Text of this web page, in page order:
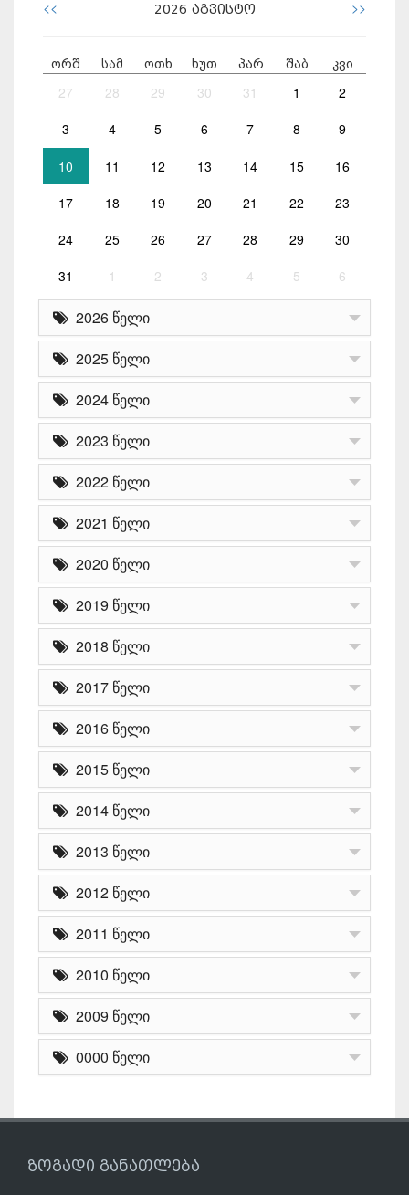
<< 2026 აგვისტო >>
ორშ სამ ოთხ ხუთ პარ შაბ კვი
27 28 29 30 31 1 2
3 4 5 6 7 8 9
10 11 12 13 14 15 16
17 18 19 20 21 22 23
24 25 26 27 28 29 30
31 1 2 3 4 5 6
2026 წელი
2025 წელი
2024 წელი
2023 წელი
2022 წელი
2021 წელი
2020 წელი
2019 წელი
2018 წელი
2017 წელი
2016 წელი
2015 წელი
2014 წელი
2013 წელი
2012 წელი
2011 წელი
2010 წელი
2009 წელი
0000 წელი
ზოგადი განათლება